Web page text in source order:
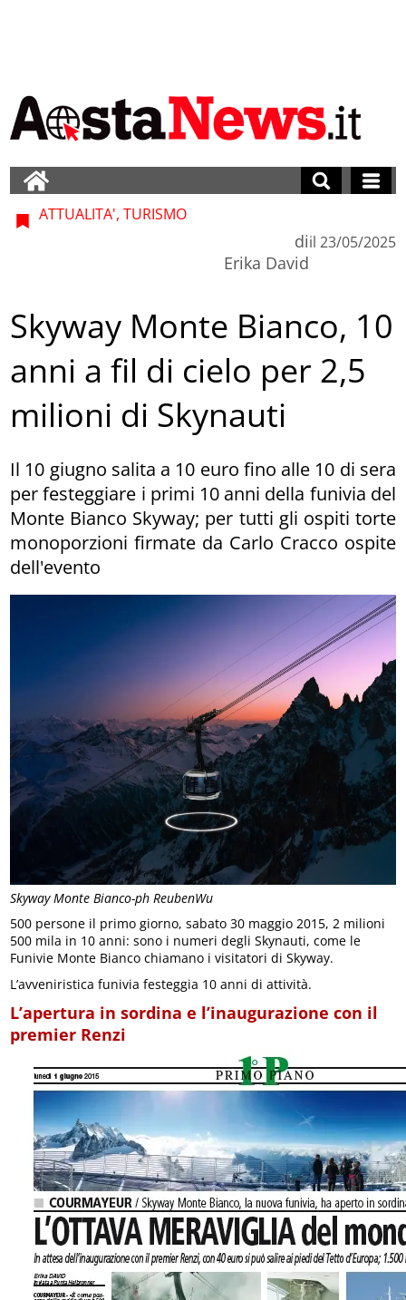
Skyway Monte Bianco-ph ReubenWu
ATTUALITA', TURISMO
di
Erika David
il 23/05/2025
Skyway Monte Bianco, 10
anni a fil di cielo per 2,5
milioni di Skynauti
Il 10 giugno salita a 10 euro fino alle 10 di sera
per festeggiare i primi 10 anni della funivia del
Monte Bianco Skyway; per tutti gli ospiti torte
monoporzioni firmate da Carlo Cracco ospite
dell'evento
500 persone il primo giorno, sabato 30 maggio 2015, 2 milioni
500 mila in 10 anni: sono i numeri degli Skynauti, come le
Funivie Monte Bianco chiamano i visitatori di Skyway.
L’avveniristica funivia festeggia 10 anni di attività.
L’apertura in sordina e l’inaugurazione con il
premier Renzi